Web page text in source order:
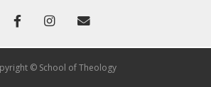
© School of Theology